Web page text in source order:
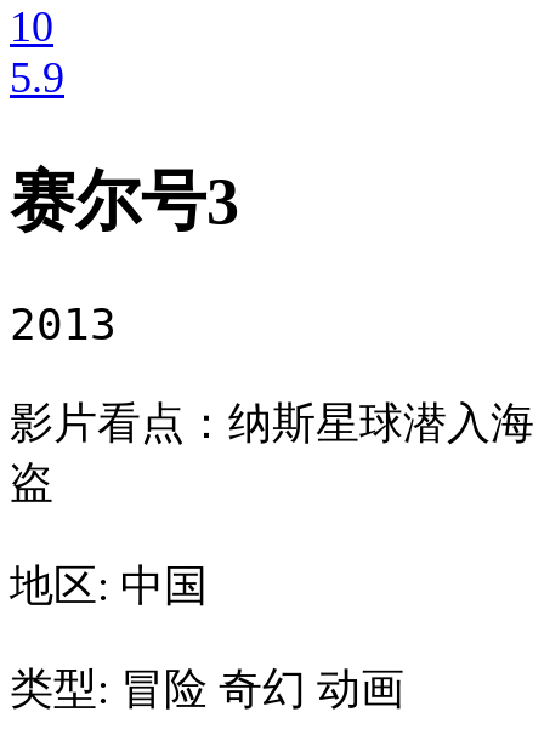
10
5.9
赛尔号3
2013
影片看点：纳斯星球潜入海
盗
地区: 中国
类型: 冒险 奇幻 动画